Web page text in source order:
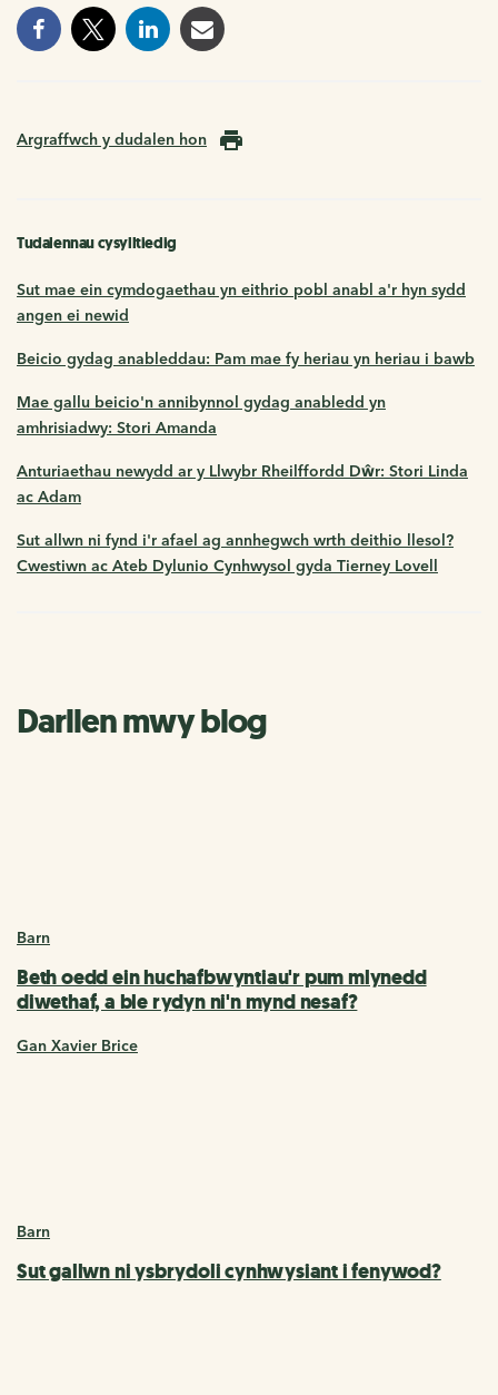
Argraffwch y dudalen hon
Tudalennau cysylltiedig
Sut mae ein cymdogaethau yn eithrio pobl anabl a'r hyn sydd
angen ei newid
Beicio gydag anableddau: Pam mae fy heriau yn heriau i bawb
Mae gallu beicio'n annibynnol gydag anabledd yn
amhrisiadwy: Stori Amanda
Anturiaethau newydd ar y Llwybr Rheilffordd Dŵr: Stori Linda
ac Adam
Sut allwn ni fynd i'r afael ag annhegwch wrth deithio llesol?
Cwestiwn ac Ateb Dylunio Cynhwysol gyda Tierney Lovell
Darllen mwy blog
Barn
Beth oedd ein huchafbwyntiau'r pum mlynedd
diwethaf, a ble rydyn ni'n mynd nesaf?
Gan Xavier Brice
Barn
Sut gallwn ni ysbrydoli cynhwysiant i fenywod?